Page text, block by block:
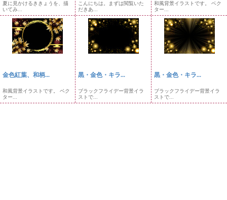
夏に見かけるききょうを、描
いてみ...
こんにちは。まずは閲覧いた
だきあ...
和風背景イラストです。 ベク
ター...
金色紅葉、和柄...
和風背景イラストです。 ベク
ター...
黒・金色・キラ...
ブラックフライデー背景イラ
ストで...
黒・金色・キラ...
ブラックフライデー背景イラ
ストで...